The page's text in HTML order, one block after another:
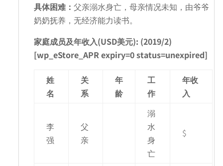
具体困难： 父亲溺水身亡，母亲情况未知，由爷爷
奶奶抚养，无经济能力读书。
家庭成员及年收入(USD美元): (2019/2)
[wp_eStore_APR expiry=0 status=unexpired]
姓
名
关
系
年
龄
工
作
年收
入
李
强
父
亲
溺
水
身
亡
$